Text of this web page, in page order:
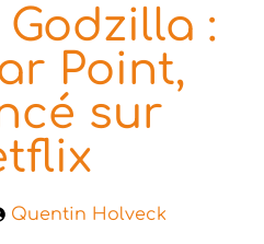
Godzilla :
Point,
sur
Quentin Holveck